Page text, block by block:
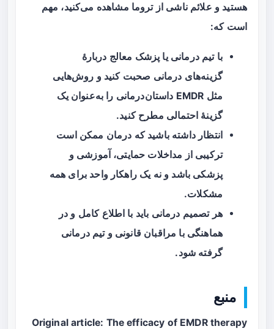
هستید و علائم ناشی از تروما مشاهده می‌کنید، مهم
است که:
با تیم درمانی یا پزشک معالج دربارهٔ
گزینه‌های درمانی صحبت کنید و روش‌هایی
مثل EMDR داستان‌درمانی را به‌عنوان یک
گزینهٔ احتمالی مطرح کنید.
انتظار داشته باشید که درمان ممکن است
ترکیبی از مداخلات حمایتی، آموزشی و
پزشکی باشد و نه یک راهکار واحد برای همه
مشکلات.
هر تصمیم درمانی باید با اطلاع کامل و در
هماهنگی با مراقبان قانونی و تیم درمانی
گرفته شود.
منبع
Original article: The efficacy of EMDR therapy